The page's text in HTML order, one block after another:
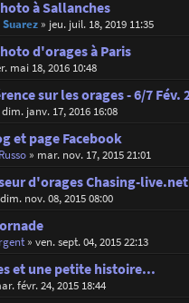
à Sallanches
» jeu. juil. 18, 2019 11:35
d'orages à Paris
mai 18, 2016 10:48
sur les orages - 6/7 Fév.
dim. janv. 17, 2016 16:08
et page Facebook
» mar. nov. 17, 2015 21:01
d'orages Chasing-live.net
dim. nov. 08, 2015 08:00
» ven. sept. 04, 2015 22:13
et une petite histoire...
févr. 24, 2015 18:44